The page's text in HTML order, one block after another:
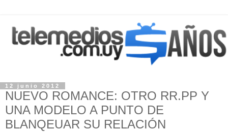
12 junio 2012
NUEVO ROMANCE: OTRO RR.PP Y
UNA MODELO A PUNTO DE
BLANQEUAR SU RELACIÓN